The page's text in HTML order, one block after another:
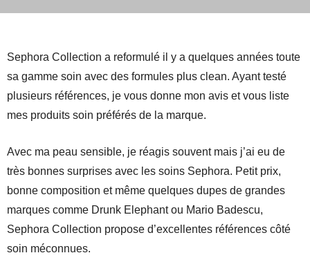
Sephora Collection a reformulé il y a quelques années toute
sa gamme soin avec des formules plus clean. Ayant testé
plusieurs références, je vous donne mon avis et vous liste
mes produits soin préférés de la marque.
Avec ma peau sensible, je réagis souvent mais j’ai eu de
très bonnes surprises avec les soins Sephora. Petit prix,
bonne composition et même quelques dupes de grandes
marques comme Drunk Elephant ou Mario Badescu,
Sephora Collection propose d’excellentes références côté
soin méconnues.